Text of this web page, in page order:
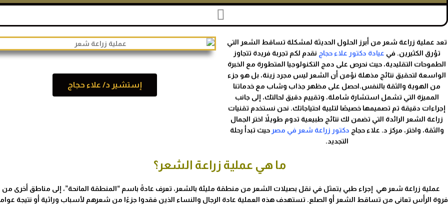
تعد عملية زراعة شعر من أبرز الحلول الحديثة لمشكلة تساقط الشعر التي
تؤرق الكثيرين. في عيادة دكتور علاء حجاج نقدم لكم تجربة فريدة تتجاوز
الطموحات التقليدية، حيث نحرص على دمج التكنولوجيا المتطورة مع الخبرة
الواسعة لتحقيق نتائج مذهلة نؤمن أن الشعر ليس مجرد زينة، بل هو جزء
من الهوية والثقة بالنفس.احصل على مظهر جذاب وشاب مع خدماتنا
المميزة التي تشمل استشارة شاملة، وتقييم دقيق لحالتك، إلى جانب
إجراءات دقيقة تم تصميمها خصيصًا لتلبية احتياجاتك. نحن نستخدم تقنيات
زراعة الشعر الرائدة التي تضمن لك نتائج طبيعية تدوم طويلاً اختر الجمال
والثقة، واختر، مركز د. علاء حجاج دكتور زراعة شعر في مصر حيث تبدأ رحلة
التجديد.
إستشير د/ علاء حجاج
ما هي عملية زراعة الشعر؟
عملية زراعة شعر هي إجراء طبي يتمثل في نقل بصيلات الشعر من منطقة مليئة بالشعر، تعرف عادةً باسم “المنطقة المانحة”، إلى مناطق أخرى من
فروة الرأس تعاني من تساقط الشعر أو الصلع. تستهدف هذه العملية عادة الرجال والنساء الذين فقدوا جزءًا من شعرهم لأسباب وراثية أو نتيجة